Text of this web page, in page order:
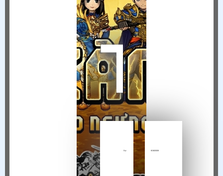
THÔNG BÁO NGỪNG VẬN HÀNH HIỆP KHÁCH MOBILE TẠI VIỆT NAM
Sự 6/18/2026